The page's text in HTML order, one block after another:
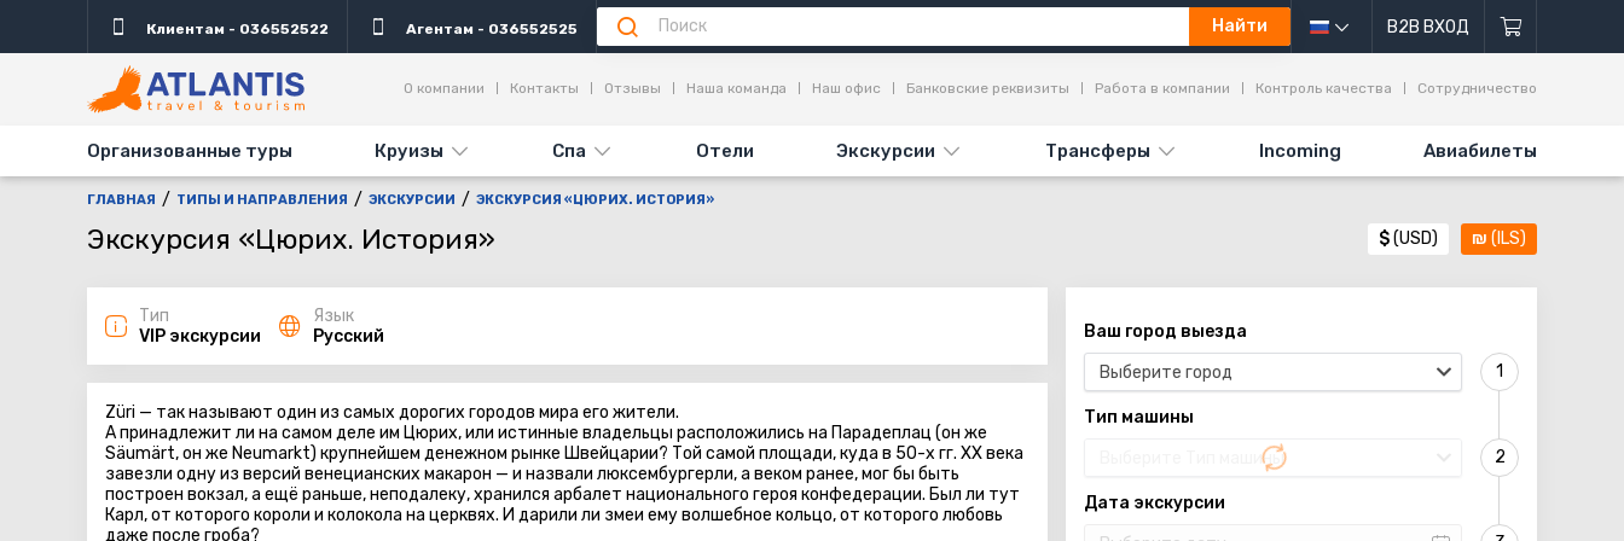
Клиентам - 036552522 Агентам - 036552525 Найти B2B ВХОД
Организованные туры Круизы Спа Отели Экскурсии Трансферы Incoming Авиабилеты
О компании Контакты Отзывы Наша команда Наш офис Банковские реквизиты Работа в компании Контроль качества Сотрудничество
ГЛАВНАЯ ТИПЫ И НАПРАВЛЕНИЯ ЭКСКУРСИИ ЭКСКУРСИЯ «ЦЮРИХ. ИСТОРИЯ»
Экскурсия «Цюрих. История» $(USD) ₪ (ILS)
Тип
VIP экскурсии
Язык
Русский
Züri — так называют один из самых дорогих городов мира его жители.
А принадлежит ли на самом деле им Цюрих, или истинные владельцы расположились на Парадеплац (он же
Säumärt, он же Neumarkt) крупнейшем денежном рынке Швейцарии? Той самой площади, куда в 50-х гг. XX века
завезли одну из версий венецианских макарон — и назвали люксембургерли, а веком ранее, мог бы быть
построен вокзал, а ещё раньше, неподалеку, хранился арбалет национального героя конфедерации. Был ли тут
Карл, от которого короли и колокола на церквях. И дарили ли змеи ему волшебное кольцо, от которого любовь
даже после гроба?
Описание Важно Дни выезда Информация Достопримечательности Отзывы
Ваш город выезда
Выберите город
Тип машины
Выберите Тип машины
Дата экскурсии